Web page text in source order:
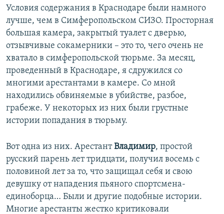
д
ы
д
у
щ
и
й
с
л
а
д
д
у
ю
щ
и
й
с
л
а
й
Условия содержания в Краснодаре были намного
лучше, чем в Симферопольском СИЗО. Просторная
большая камера, закрытый туалет с дверью,
отзывчивые сокамерники – это то, чего очень не
хватало в симферопольской тюрьме. За месяц,
проведенный в Краснодаре, я сдружился со
многими арестантами в камере. Со мной
находились обвиняемые в убийстве, разбое,
грабеже. У некоторых из них были грустные
истории попадания в тюрьму.
Вот одна из них. АрестантВладимир, простой
русский парень лет тридцати, получил восемь с
половиной лет за то, что защищал себя и свою
девушку от нападения пьяного спортсмена-
единоборца… Были и другие подобные истории.
Многие арестанты жестко критиковали